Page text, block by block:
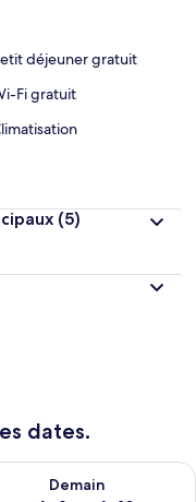
déjeuner gratuit
Fi gratuit
(5)
dates.
8 - août 9
Demain
la disponibilité pour